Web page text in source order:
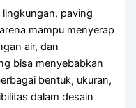
paving
mampu menyerap
air, dan
bisa menyebabkan
bentuk, ukuran,
dalam desain